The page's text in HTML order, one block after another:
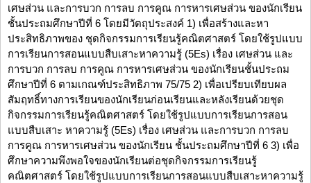
เศษส่วน และการบวก การลบ การคูณ การหารเศษส่วน ของนักเรียน
ชั้นประถมศึกษาปีที่ 6 โดยมีวัตถุประสงค์ 1) เพื่อสร้างและหา
ประสิทธิภาพของ ชุดกิจกรรมการเรียนรู้คณิตศาสตร์ โดยใช้รูปแบบ
การเรียนการสอนแบบสืบเสาะหาความรู้ (5Es) เรื่อง เศษส่วน และ
การบวก การลบ การคูณ การหารเศษส่วน ของนักเรียนชั้นประถม
ศึกษาปีที่ 6 ตามเกณฑ์ประสิทธิภาพ 75/75 2) เพื่อเปรียบเทียบผล
สัมฤทธิ์ทางการเรียนของนักเรียนก่อนเรียนและหลังเรียนด้วยชุด
กิจกรรมการเรียนรู้คณิตศาสตร์ โดยใช้รูปแบบการเรียนการสอน
แบบสืบเสาะ หาความรู้ (5Es) เรื่อง เศษส่วน และการบวก การลบ
การคูณ การหารเศษส่วน ของนักเรียน ชั้นประถมศึกษาปีที่ 6 3) เพื่อ
ศึกษาความพึงพอใจของนักเรียนต่อชุดกิจกรรมการเรียนรู้
คณิตศาสตร์ โดยใช้รูปแบบการเรียนการสอนแบบสืบเสาะหาความรู้